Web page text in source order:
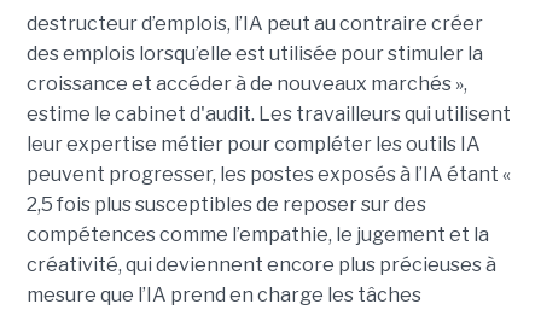
destructeur d’emplois, l’IA peut au contraire créer
des emplois lorsqu’elle est utilisée pour stimuler la
croissance et accéder à de nouveaux marchés »,
estime le cabinet d'audit. Les travailleurs qui utilisent
leur expertise métier pour compléter les outils IA
peuvent progresser, les postes exposés à l’IA étant «
2,5 fois plus susceptibles de reposer sur des
compétences comme l’empathie, le jugement et la
créativité, qui deviennent encore plus précieuses à
mesure que l’IA prend en charge les tâches